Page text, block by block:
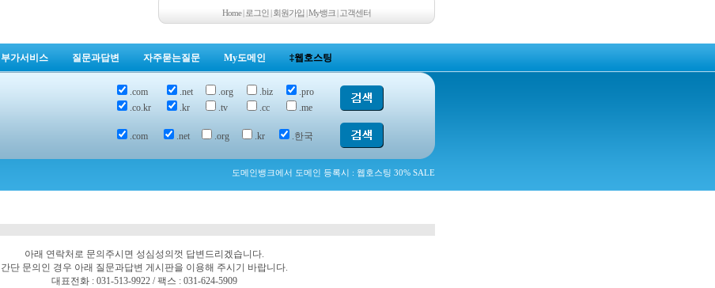
Home| 로그인|회원가입|My뱅크| 고객센터
부가서비스 질문과답변 자주묻는질문 My도메인 ‡웹호스팅
.com .net .org .biz
.pro
.co.kr
.kr .tv .cc .me
.com .net .org .kr .한국
도메인뱅크에서 도메인 등록시 : 웹호스팅 30% SALE
아래 연락처로 문의주시면 성심성의껏 답변드리겠습니다.
간단 문의인 경우 아래 질문과답변 게시판을 이용해 주시기 바랍니다.
대표전화 : 031-513-9922 / 팩스 : 031-624-5909